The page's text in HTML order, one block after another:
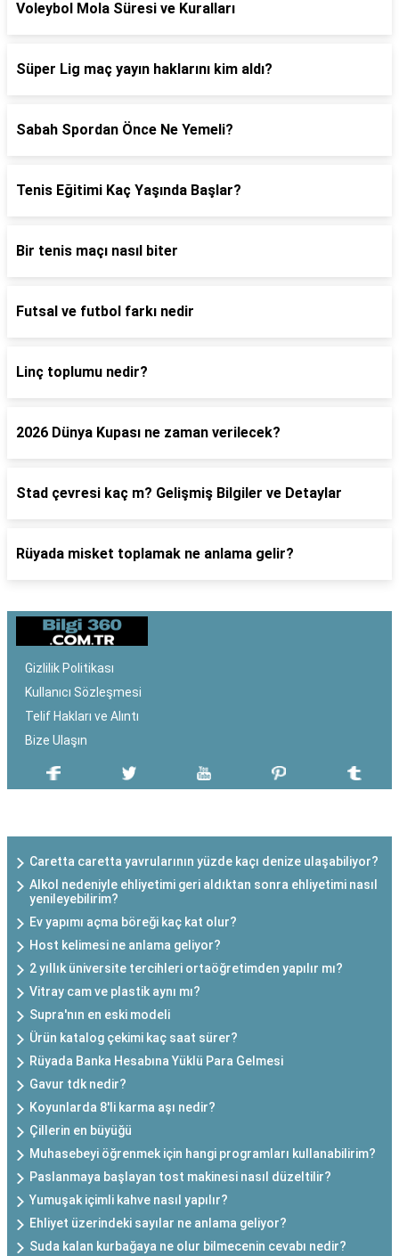
Voleybol Mola Süresi ve Kuralları
Süper Lig maç yayın haklarını kim aldı?
Sabah Spordan Önce Ne Yemeli?
Tenis Eğitimi Kaç Yaşında Başlar?
Bir tenis maçı nasıl biter
Futsal ve futbol farkı nedir
Linç toplumu nedir?
2026 Dünya Kupası ne zaman verilecek?
Stad çevresi kaç m? Gelişmiş Bilgiler ve Detaylar
Rüyada misket toplamak ne anlama gelir?
Gizlilik Politikası
Kullanıcı Sözleşmesi
Telif Hakları ve Alıntı
Bize Ulaşın
Caretta caretta yavrularının yüzde kaçı denize ulaşabiliyor?
Alkol nedeniyle ehliyetimi geri aldıktan sonra ehliyetimi nasıl
yenileyebilirim?
Ev yapımı açma böreği kaç kat olur?
Host kelimesi ne anlama geliyor?
2 yıllık üniversite tercihleri ortaöğretimden yapılır mı?
Vitray cam ve plastik aynı mı?
Supra'nın en eski modeli
Ürün katalog çekimi kaç saat sürer?
Rüyada Banka Hesabına Yüklü Para Gelmesi
Gavur tdk nedir?
Koyunlarda 8'li karma aşı nedir?
Çillerin en büyüğü
Muhasebeyi öğrenmek için hangi programları kullanabilirim?
Paslanmaya başlayan tost makinesi nasıl düzeltilir?
Yumuşak içimli kahve nasıl yapılır?
Ehliyet üzerindeki sayılar ne anlama geliyor?
Suda kalan kurbağaya ne olur bilmecenin cevabı nedir?